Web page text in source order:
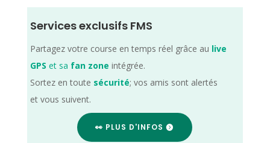
Services exclusifs FMS
Partagez votre course en temps réel grâce au live
GPS et sa fan zone intégrée.
Sortez en toute sécurité; vos amis sont alertés
et vous suivent.
👀 PLUS D'INFOS